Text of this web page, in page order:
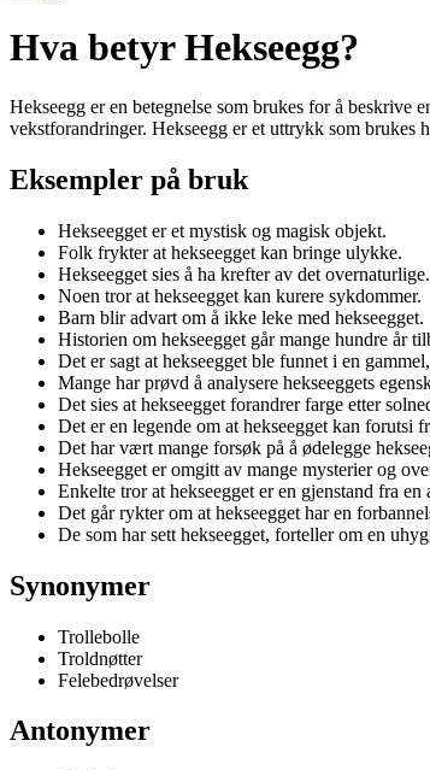
Hva betyr Hekseegg?
Hekseegg er en betegnelse som brukes for å
vekstforandringer. Hekseegg er et uttrykk som
Eksempler på bruk
Hekseegget er et mystisk og magisk objekt.
Folk frykter at hekseegget kan bringe ulykke.
Hekseegget sies å ha krefter av det overnaturlige.
Noen tror at hekseegget kan kurere sykdommer.
Barn blir advart om å ikke leke med hekseegget.
Historien om hekseegget går mange hundre år
Det er sagt at hekseegget ble funnet i en
Mange har prøvd å analysere hekseeggets
Det sies at hekseegget forandrer farge etter
Det er en legende om at hekseegget kan forutsi
Det har vært mange forsøk på å ødelegge
Hekseegget er omgitt av mange mysterier og
Enkelte tror at hekseegget er en gjenstand fra en
Det går rykter om at hekseegget har en
De som har sett hekseegget, forteller om en
Synonymer
Trollebolle
Troldnøtter
Felebedrøvelser
Antonymer